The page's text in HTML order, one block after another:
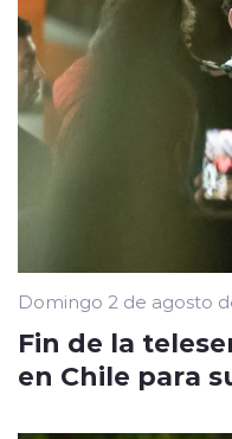
Domingo 2 de agosto
Fin de la
en Chile para